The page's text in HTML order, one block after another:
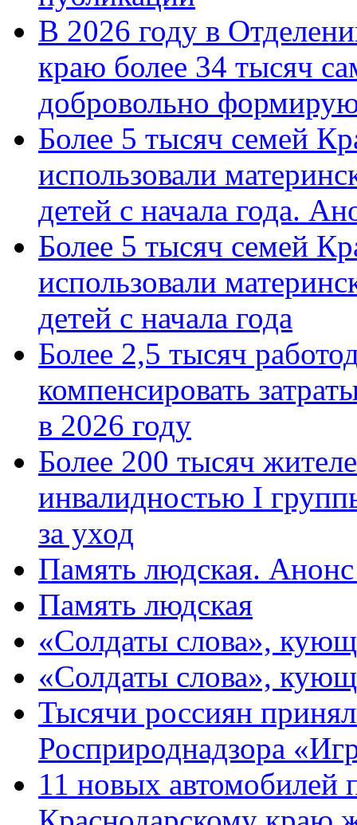
В 2026 году в
краю более 34 тысяч
добровольно
Более 5 тысяч семей
использовали
детей с начала года.
Более 5 тысяч семей
использовали
детей с начала года
Более 2,5 тысяч
компенсировать
в 2026 году
Более 200 тысяч
инвалидностью I
за уход
Память людская.
Память людская
«Солдаты слова»,
«Солдаты слова»,
Тысячи россиян
Росприроднадзора
11 новых автомобилей